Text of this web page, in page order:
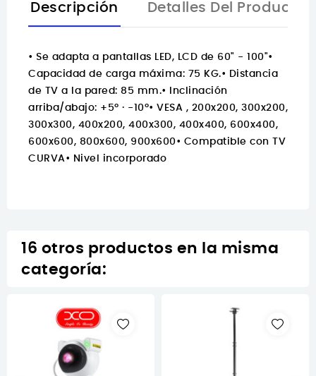
Descripción Detalles Del Producto
• Se adapta a pantallas LED, LCD de 60" - 100"•
Capacidad de carga máxima: 75 KG.• Distancia
de TV a la pared: 85 mm.• Inclinación
arriba/abajo: +5º · -10º• VESA , 200x200, 300x200,
300x300, 400x200, 400x300, 400x400, 600x400,
600x600, 800x600, 900x600• Compatible con TV
CURVA• Nivel incorporado
16 otros productos en la misma
categoría: